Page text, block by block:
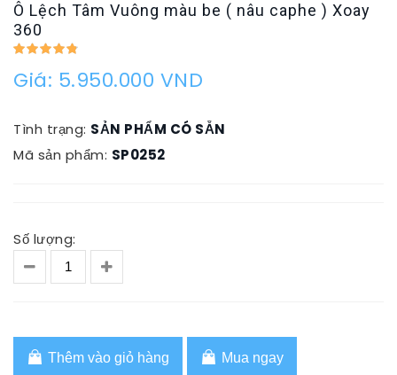
Ô Lệch Tâm Vuông màu be ( nâu caphe ) Xoay
360
Giá: 5.950.000 VND
Tình trạng: SẢN PHẨM CÓ SẴN
Mã sản phẩm: SP0252
Số lượng:
Thêm vào giỏ hàng Mua ngay